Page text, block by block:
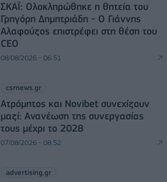
ΣΚΑΪ: Ολοκληρώθηκε η θητεία του
Γρηγόρη Δημητριάδη - Ο Γιάννης
Αλαφούζος επιστρέφει στη θέση του
CEO
08/08/2026 - 06:51
csrnews.gr
Ατρόμητος και Novibet συνεχίζουν
μαζί: Ανανέωση της συνεργασίας
τους μέχρι το 2028
07/08/2026 - 08:52
advertising.gr